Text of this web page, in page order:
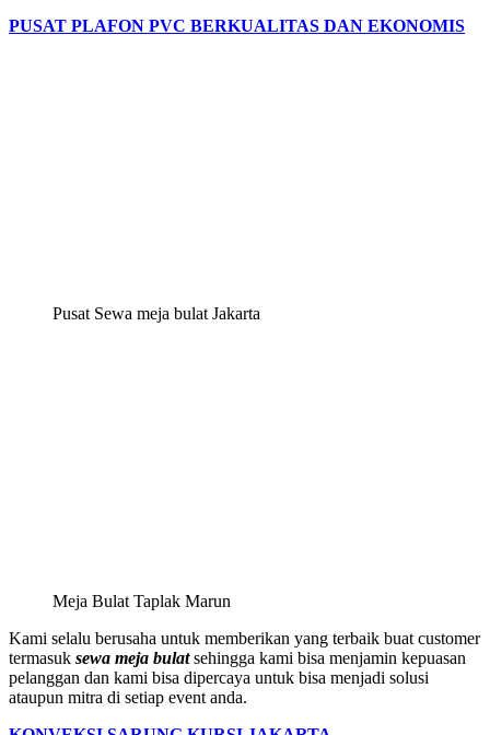
PUSAT PLAFON PVC BERKUALITAS DAN EKONOMIS
Pusat Sewa meja bulat Jakarta
Meja Bulat Taplak Marun
Kami selalu berusaha untuk memberikan yang terbaik buat customer
termasuk sewa meja bulat sehingga kami bisa menjamin kepuasan
pelanggan dan kami bisa dipercaya untuk bisa menjadi solusi
ataupun mitra di setiap event anda.